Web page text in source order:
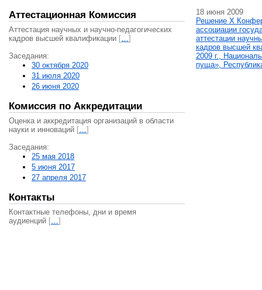
Аттестационная Комиссия
Аттестация научных и научно-педагогических
кадров высшей квалификации […]
Заседания:
30 октября 2020
31 июля 2020
26 июня 2020
Комиссия по Аккредитации
Оценка и аккредитация организаций в области
науки и инноваций […]
Заседания:
25 мая 2018
5 июня 2017
27 апреля 2017
Контакты
Контактные телефоны, дни и время
аудиенций […]
18 июня 2009
Решение X
ассоциации
аттестации
кадров высшей
2009 г.,
пуща»,